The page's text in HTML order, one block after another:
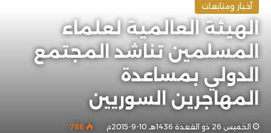
أخبار ومتابعات
الهيئة العالمية لعلماء
المسلمين تناشد المجتمع
الدولي بمساعدة
المهاجرين السوريين
الخميس 26 ذو القعدة 1436هـ 10-9-2015م 788